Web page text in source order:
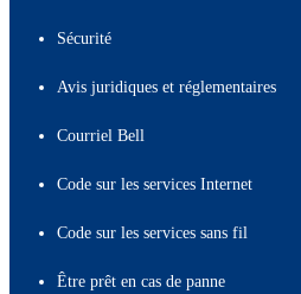
Sécurité
Avis juridiques et réglementaires
Courriel Bell
Code sur les services Internet
Code sur les services sans fil
Être prêt en cas de panne